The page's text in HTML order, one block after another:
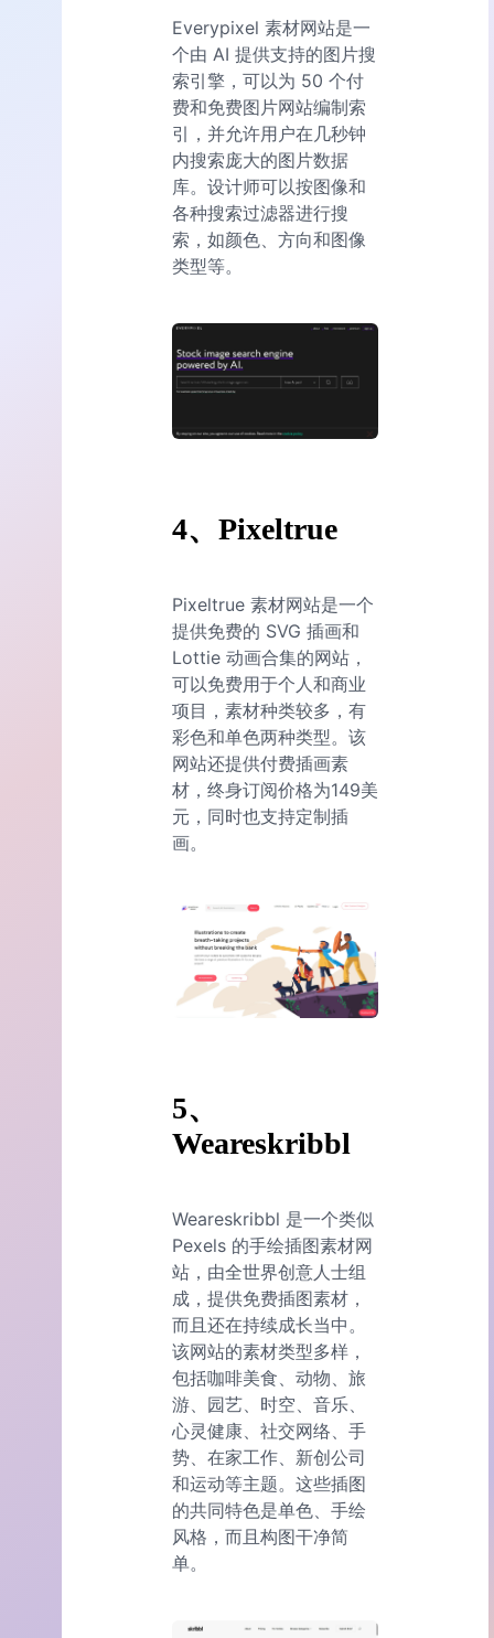
Everypixel 素材网站是一
个由 AI 提供支持的图片搜
索引擎，可以为 50 个付
费和免费图片网站编制索
引，并允许用户在几秒钟
内搜索庞大的图片数据
库。设计师可以按图像和
各种搜索过滤器进行搜
索，如颜色、方向和图像
类型等。
4、Pixeltrue
Pixeltrue 素材网站是一个
提供免费的 SVG 插画和
Lottie 动画合集的网站，
可以免费用于个人和商业
项目，素材种类较多，有
彩色和单色两种类型。该
网站还提供付费插画素
材，终身订阅价格为149美
元，同时也支持定制插
画。
5、
Weareskribbl
Weareskribbl 是一个类似
Pexels 的手绘插图素材网
站，由全世界创意人士组
成，提供免费插图素材，
而且还在持续成长当中。
该网站的素材类型多样，
包括咖啡美食、动物、旅
游、园艺、时空、音乐、
心灵健康、社交网络、手
势、在家工作、新创公司
和运动等主题。这些插图
的共同特色是单色、手绘
风格，而且构图干净简
单。